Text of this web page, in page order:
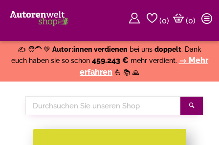
(0)
(0)
✍️ 🧑‍🦱 💚 Autor:innen verdienen bei uns doppelt. Dank
euch haben sie so schon 459.243 € mehr verdient. → Mehr
erfahren 💪 📚 🙏
Durchsuchen
Sie